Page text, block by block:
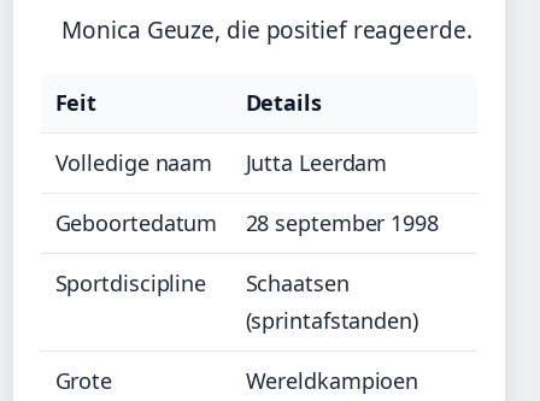
Monica Geuze, die positief reageerde.
Feit Details
Volledige naam Jutta Leerdam
Geboortedatum 28 september 1998
Sportdiscipline
Schaatsen
(sprintafstanden)
Grote
Wereldkampioen